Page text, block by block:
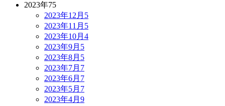
2023年75
2023年12月 5
2023年11月 5
2023年10月 4
2023年9月 5
2023年8月 5
2023年7月 7
2023年6月 7
2023年5月 7
2023年4月 9